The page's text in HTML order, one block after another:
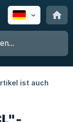
ist auch